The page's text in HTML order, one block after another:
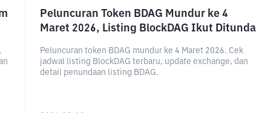
Peluncuran Token BDAG Mundur ke 4
Maret 2026, Listing BlockDAG Ikut Ditunda
Peluncuran token BDAG mundur ke 4 Maret 2026. Cek
jadwal listing BlockDAG terbaru, update exchange, dan
detail penundaan listing BDAG.